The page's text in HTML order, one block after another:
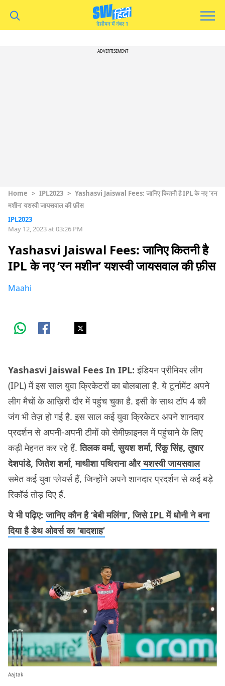
ADVERTISEMENT
Home > IPL2023 > Yashasvi Jaiswal Fees: जानिए कितनी है IPL के नए ‘रन
मशीन’ यशस्वी जायसवाल की फ़ीस
IPL2023
May 12, 2023 at 03:26 PM
Yashasvi Jaiswal Fees: जानिए कितनी है
IPL के नए ‘रन मशीन’ यशस्वी जायसवाल की फ़ीस
Maahi
Yashasvi Jaiswal Fees In IPL:इंडियन प्रीमियर लीग
(IPL) में इस साल युवा क्रिकेटरों का बोलबाला है. ये टूर्नामेंट अपने
लीग मैचों के आख़िरी दौर में पहुंच चुका है. इसी के साथ टॉप 4 की
जंग भी तेज़ हो गई है. इस साल कई युवा क्रिकेटर अपने शानदार
प्रदर्शन से अपनी-अपनी टीमों को सेमीफ़ाइनल में पहुंचाने के लिए
कड़ी मेहनत कर रहे हैं.तिलक वर्मा, सुयश शर्मा, रिंकू सिंह, तुषार
देशपांडे, जितेश शर्मा, माथीशा पथिराना औरयशस्वी जायसवाल
समेत कई युवा प्लेयर्स हैं, जिन्होंने अपने शानदार प्रदर्शन से कई बड़े
रिकॉर्ड तोड़ दिए हैं.
ये भी पढ़िए:जानिए कौन है ‘बेबी मलिंगा’, जिसे IPL में धोनी ने बना
दिया है डेथ ओवर्स का ‘बादशाह’
Aajtak